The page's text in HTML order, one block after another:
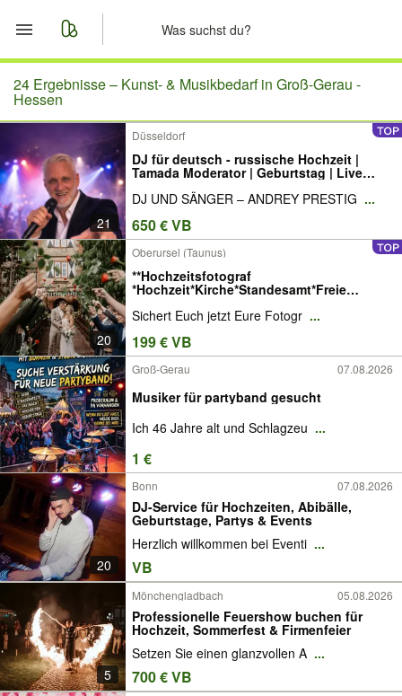
Start
Merkliste
Nachrichten
Anzeige aufgeben
24 Ergebnisse – Kunst- & Musikbedarf in Groß-Gerau -
Hessen
21
Düsseldorf
DJ für deutsch - russische Hochzeit |
Tamada Moderator | Geburtstag | Live
DJ UND SÄNGER – ANDREY PRESTIG ...
650 € VB
20
Oberursel (Taunus)
**Hochzeitsfotograf
*Hochzeit*Kirche*Standesamt*Freie
Sichert Euch jetzt Eure Fotogr ...
199 € VB
Groß-Gerau 07.08.2026
Musiker für partyband gesucht
Ich 46 Jahre alt und Schlagzeu ...
1 €
20
Bonn 07.08.2026
DJ-Service für Hochzeiten, Abibälle,
Geburtstage, Partys & Events
Herzlich willkommen bei Eventi ...
VB
5
Mönchengladbach 05.08.2026
Professionelle Feuershow buchen für
Hochzeit, Sommerfest & Firmenfeier
Setzen Sie einen glanzvollen A ...
700 € VB